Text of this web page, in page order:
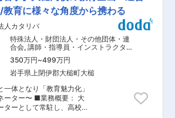
まからご相談があれば一緒
別途ペアレントトレーニン
ともあります。 ■当ポ
「個別」「集団」関わら
関わることができる支援の
発した約15,000点の教材と
（3）お子さまだけでな
環境にも積極的にアプロー
げ、リアル事業所やプラ
を通し、ご利用者さまの
・サービスを提供してい
ます。 ■職務内容
もたちに学習指導を行いま
じて国語、数学、社会、
・基本的には集団授業形式
に応じて個別指導も担当し
の流れ】 ・14:00：出社
す（昼食休憩あり） ・
個別対応の時間です。 ・
の「信頼」を勝ち取り、
、「楽しくて、ちょっと厳
です！ ・21:40：授業終
出します。 ・22:00：終
育に様々な角度から携わる
人カタリバ
特殊法人・財団法人・その他団体・連
合会, 講師・指導員・インストラクター
小・中・高等学校教師
350万円~499万円
岩手県上閉伊郡大槌町大槌
体となり「教育魅力化」
業務概要： 大
ターとして常駐し、高校魅